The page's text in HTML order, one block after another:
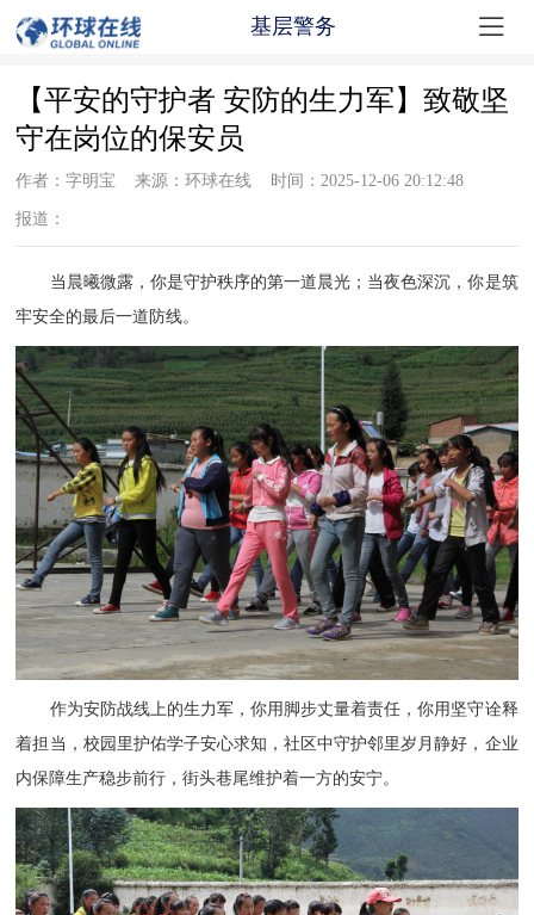
基层警务 
【平安的守护者 安防的生力军】致敬坚
守在岗位的保安员
作者：字明宝 来源：环球在线 时间：2025-12-06 20:12:48
报道：
当晨曦微露，你是守护秩序的第一道晨光；当夜色深沉，你是筑
牢安全的最后一道防线。
作为安防战线上的生力军，你用脚步丈量着责任，你用坚守诠释
着担当，校园里护佑学子安心求知，社区中守护邻里岁月静好，企业
内保障生产稳步前行，街头巷尾维护着一方的安宁。